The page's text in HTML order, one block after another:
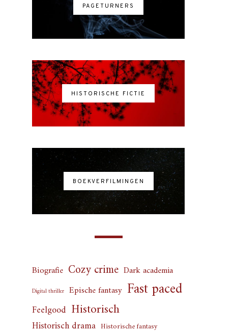
PAGETURNERS
HISTORISCHE FICTIE
BOEKVERFILMINGEN
Biografie Cozy crime Dark academia
Digital thriller Epische fantasy Fast paced
Feelgood Historisch
Historisch drama Historische fantasy